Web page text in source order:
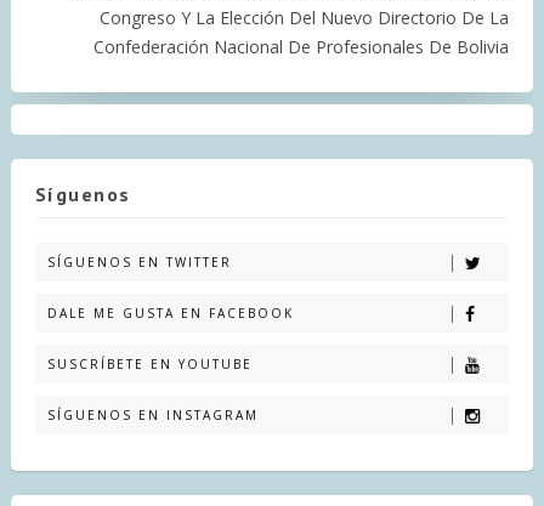
Congreso Y La Elección Del Nuevo Directorio De La
Confederación Nacional De Profesionales De Bolivia
Síguenos
SÍGUENOS EN TWITTER
DALE ME GUSTA EN FACEBOOK
SUSCRÍBETE EN YOUTUBE
SÍGUENOS EN INSTAGRAM